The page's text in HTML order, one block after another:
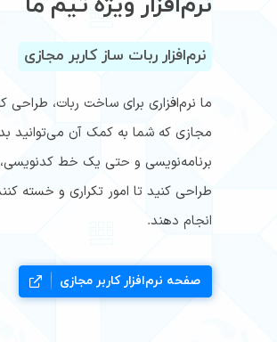
نرم‌افزار ربات ساز کاربر مجازی
ما نرم‌افزاری برای ساخت ربات، طراحی
مجازی که شما به کمک آن می‌توانید
برنامه‌نویسی و حتی یک خط کدنویسی،
طراحی کنید تا امور تکراری و خسته
انجام دهند.
صفحه نرم‌افزار کاربر مجازی